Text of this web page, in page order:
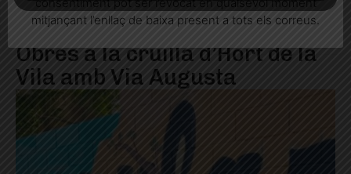
Obres a la cruïlla d’Hort de la
Vila amb Via Augusta
mitjançant l’enllaç de baixa present a tots els correus.